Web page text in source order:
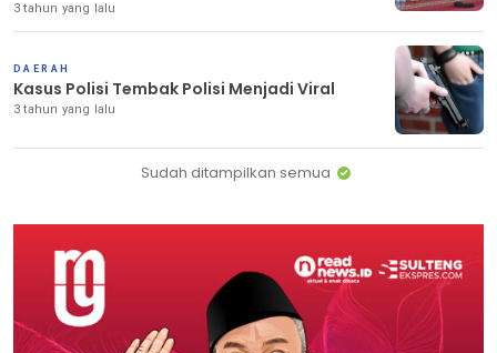
3 tahun yang lalu
DAERAH
Kasus Polisi Tembak Polisi Menjadi Viral
3 tahun yang lalu
Sudah ditampilkan semua